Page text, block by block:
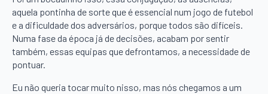
aquela pontinha de sorte que é essencial num jogo de futebol
e a dificuldade dos adversários, porque todos são difíceis.
Numa fase da época já de decisões, acabam por sentir
também, essas equipas que defrontamos, a necessidade de
pontuar.
Eu não queria tocar muito nisso, mas nós chegamos a um